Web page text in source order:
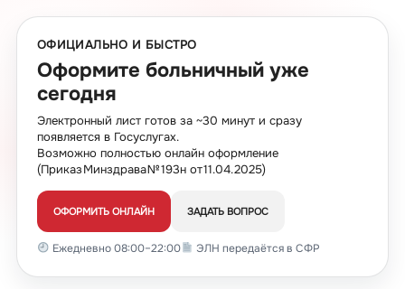
ОФИЦИАЛЬНО И БЫСТРО
Оформите больничный уже
сегодня
Электронный лист готов за ~30 минут и сразу
появляется в Госуслугах.
Возможно полностью онлайн оформление
(Приказ Минздрава № 193н от 11.04.2025)
ОФОРМИТЬ ОНЛАЙН ЗАДАТЬ ВОПРОС
Ежедневно 08:00–22:00 ЭЛН передаётся в СФР